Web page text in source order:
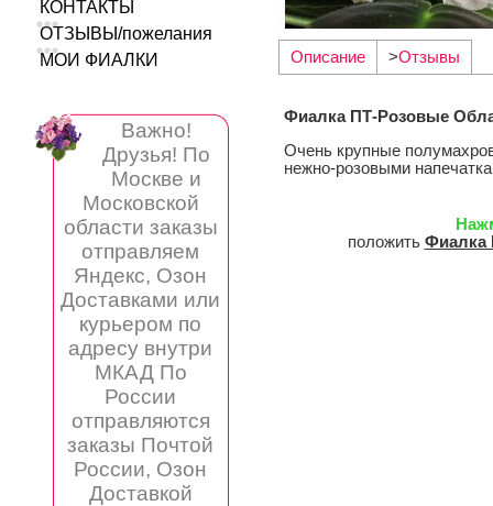
КОНТАКТЫ
ОТЗЫВЫ/пожелания
МОИ ФИАЛКИ
Важно!
Друзья! По
Москве и
Московской
области заказы
отправляем
Яндекс, Озон
Доставками или
курьером по
адресу внутри
МКАД По
России
отправляются
заказы Почтой
России, Озон
Доставкой
Описание >Отзывы
Фиалка ПТ-Розовые
Очень крупные
нежно-розовыми
положить Фиалка